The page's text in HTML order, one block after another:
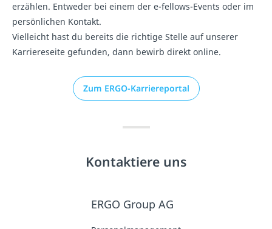
erzählen. Entweder bei einem der e-fellows-Events oder im
persönlichen Kontakt.
Vielleicht hast du bereits die richtige Stelle auf unserer
Karriereseite gefunden, dann bewirb direkt online.
Zum ERGO-Karriereportal
Kontaktiere uns
ERGO Group AG